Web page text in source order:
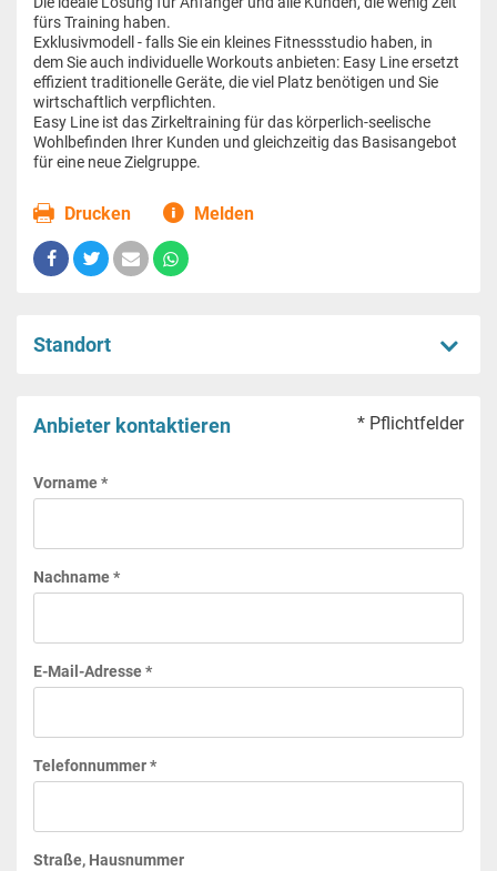
fürs Training haben.
Exklusivmodell - falls Sie ein kleines Fitnessstudio haben, in
dem Sie auch individuelle Workouts anbieten: Easy Line ersetzt
effizient traditionelle Geräte, die viel Platz benötigen und Sie
wirtschaftlich verpflichten.
Easy Line ist das Zirkeltraining für das körperlich-seelische
Wohlbefinden Ihrer Kunden und gleichzeitig das Basisangebot
für eine neue Zielgruppe.
Drucken Melden
Standort
Anbieter kontaktieren * Pflichtfelder
Vorname *
Nachname *
E-Mail-Adresse *
Telefonnummer *
Straße, Hausnummer